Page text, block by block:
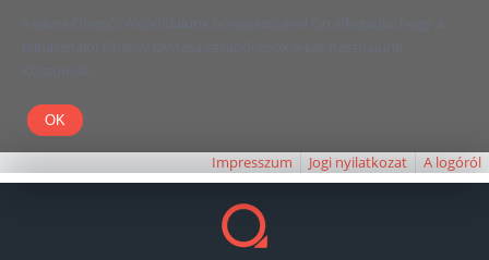
Kedves Olvasó! Weboldalunk böngészésével Ön elfogadja, hogy a
felhasználói élmény javítása céljából cookie-kat használunk.
Köszönjük!
Impresszum Jogi nyilatkozat A logóról